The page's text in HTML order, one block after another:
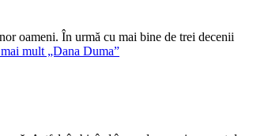
oameni. În urmă cu mai bine de trei decenii
mult „Dana Duma”